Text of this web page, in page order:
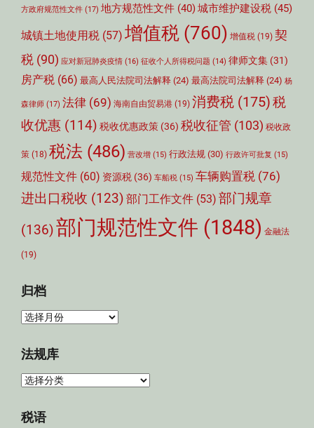
方政府规范性文件 (17) 地方规范性文件 (40)城市维护建设税 (45)
城镇土地使用税 (57) 增值税 (760) 增值税 (19) 契
税 (90) 应对新冠肺炎疫情 (16) 征收个人所得税问题 (14) 律师文集 (31)
房产税 (66) 最高人民法院司法解释 (24) 最高法院司法解释 (24) 杨
森律师 (17) 法律 (69) 海南自由贸易港 (19) 消费税 (175)税
收优惠 (114) 税收优惠政策 (36) 税收征管 (103) 税收政
策 (18) 税法 (486) 营改增 (15) 行政法规 (30) 行政许可批复 (15)
规范性文件 (60) 资源税 (36) 车船税 (15) 车辆购置税 (76)
进出口税收 (123) 部门工作文件 (53) 部门规章
(136)部门规范性文件 (1848) 金融法
(19)
归档
归
法规库
法
库
税语